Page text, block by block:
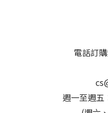
電話訂
週一至週